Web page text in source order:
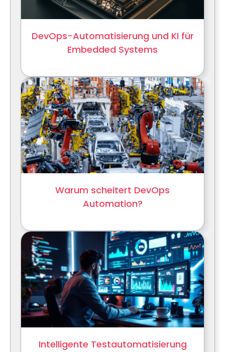
DevOps-Automatisierung und KI für
Embedded Systems
Warum scheitert DevOps
Automation?
Intelligente Testautomatisierung